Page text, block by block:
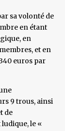
sa volonté de
en étant
en
et en
euros par
9 trous, ainsi
de
le «